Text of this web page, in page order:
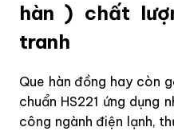
hàn ) chất
tranh
Que hàn đồng hay còn
chuẩn HS221 ứng dụng
công ngành điện lạnh,